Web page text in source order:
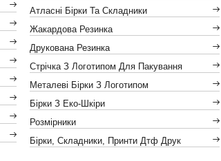
Атласні Бірки Та Складники
Жакардова Резинка
Друкована Резинка
Стрічка З Логотипом Для Пакування
Металеві Бірки З Логотипом
Бірки З Еко-Шкіри
Розмірники
Бірки, Складники, Принти Дтф Друк